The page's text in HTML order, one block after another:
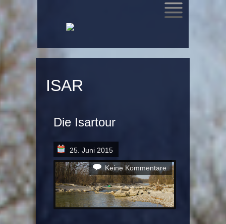
TO
ISAR
Die Isartour
25. Juni 2015
Keine Kommentare